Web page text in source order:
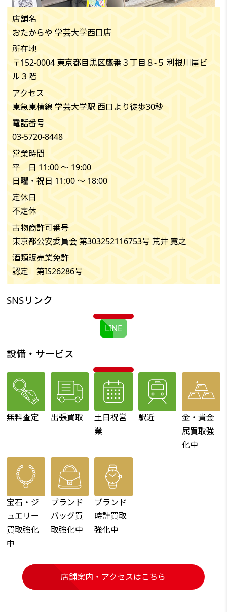
店舗名
おたからや 学芸大学西口店
所在地
〒152-0004 東京都目黒区鷹番３丁目８-５ 利根川屋ビ
ル３階
アクセス
東急東横線 学芸大学駅 西口より徒歩30秒
電話番号
03-5720-8448
営業時間
平 日 11:00 〜 19:00
日曜・祝日 11:00 〜 18:00
定休日
不定休
古物商許可番号
東京都公安委員会 第303252116753号 荒井 寛之
酒類販売業免許
認定 第IS26286号
SNSリンク
LINE
設備・サービス
無料査定 出張買取
土日祝営
業
駅近
金・貴金
属買取強
化中
宝石・ジ
ュエリー
買取強化
中
ブランド
バッグ買
取強化中
ブランド
時計買取
強化中
店舗案内・アクセスはこちら